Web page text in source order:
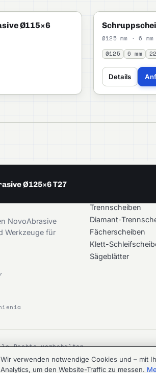
NOVOABRASIVE
Ø115×6 PROFI
Ø125 mm · 6
Ø125 6 mm
Details
Ø125×6 T27
NovoAbrasive
Werkzeuge für
Trennscheiben
Diamant-
Fächerscheiben
Klett-
Sägeblätter
Rechte vorbehalten.
Wir verwenden notwendige Cookies und – mit
Analytics, um den Website-Traffic zu messen.